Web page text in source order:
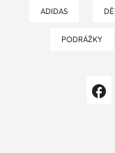
ADIDAS
PODRÁŽKY